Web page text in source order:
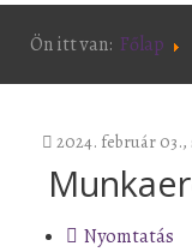
Ön itt van: Főlap
2024. február 03.,
Nyomtatás